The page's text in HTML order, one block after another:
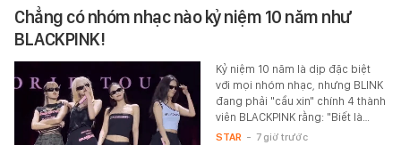
Chẳng có nhóm nhạc nào kỷ niệm 10 năm như
BLACKPINK!
Kỷ niệm 10 năm là dịp đặc biệt
với mọi nhóm nhạc, nhưng BLINK
đang phải "cầu xin" chính 4 thành
viên BLACKPINK rằng: "Biết là…
STAR - 7 giờ trước